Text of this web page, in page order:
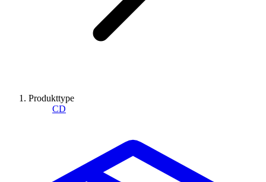
Produkttype
CD